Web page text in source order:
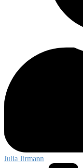
Julia Jirmann